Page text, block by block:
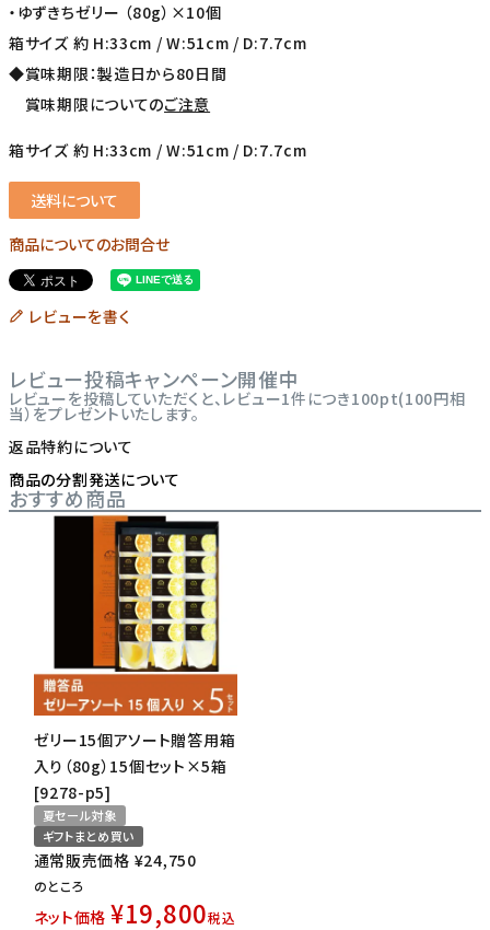
・ゆずきちゼリー （80g）×10個
箱サイズ 約 H:33cm / W:51cm / D:7.7cm
◆賞味期限：製造日から80日間
賞味期限についてのご注意
箱サイズ 約 H:33cm / W:51cm / D:7.7cm
送料について
商品についてのお問合せ
レビューを書く
レビュー投稿キャンペーン開催中
レビューを投稿していただくと、レビュー1件につき100pt(100円相
当）をプレゼントいたします。
返品特約について
商品の分割発送について
おすすめ商品
ゼリー15個アソート贈答用箱
入り（80g）15個セット×5箱
[9278-p5]
夏セール対象
ギフトまとめ買い
通常販売価格 ¥24,750
のところ
ネット価格 ¥19,800税込